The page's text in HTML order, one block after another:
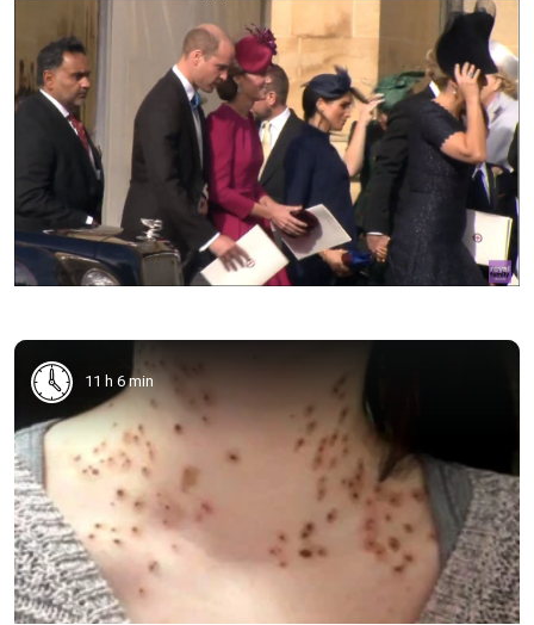
11 h 6 min